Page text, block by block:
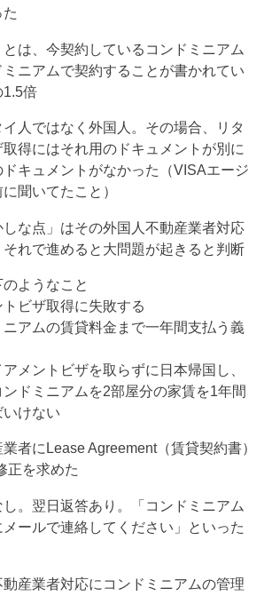
とは、今契約しているコンドミニアム
ミニアムで契約することが書かれてい
1.5倍
人ではなく外国人。その場合、リタ
得にはそれ用のドキュメントが別に
キュメントがなかった（VISAエージ
聞いてたこと）
しな点」はその外国人不動産業者対応
それで進めると大問題が起きると判断
ようなこと
トビザ取得に失敗する
ニアムの賃貸料金まで一年間支払う義
アメントビザを取らずに日本帰国し、
ドミニアムを2部屋分の家賃を1年間
けない
者にLease Agreement（賃貸契約書）
正を求めた
し。翌日返答あり。「コンドミニアム
ールで連絡してください」といった
産業者対応にコンドミニアムの管理